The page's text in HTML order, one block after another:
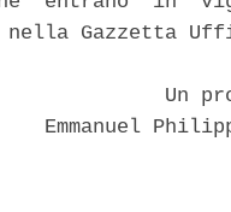
nella Gazzetta
Un
Emmanuel